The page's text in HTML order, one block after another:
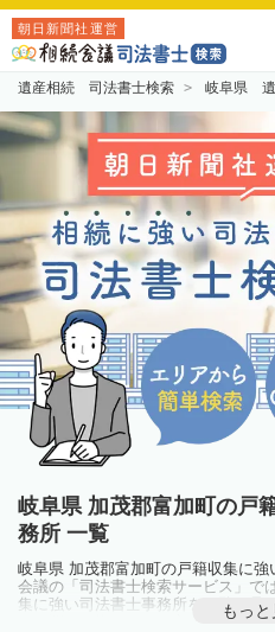
朝日新聞社運営
遺産相続 司法書士検索 岐阜県
岐阜県 加茂郡富加町の戸
務所 一覧
岐阜県 加茂郡富加町の戸籍収集に
会議の「司法書士検索サービス」で
集に強い司法書士事務所を一覧で見
やお悩みを抱えている方は一度近隣
もっと